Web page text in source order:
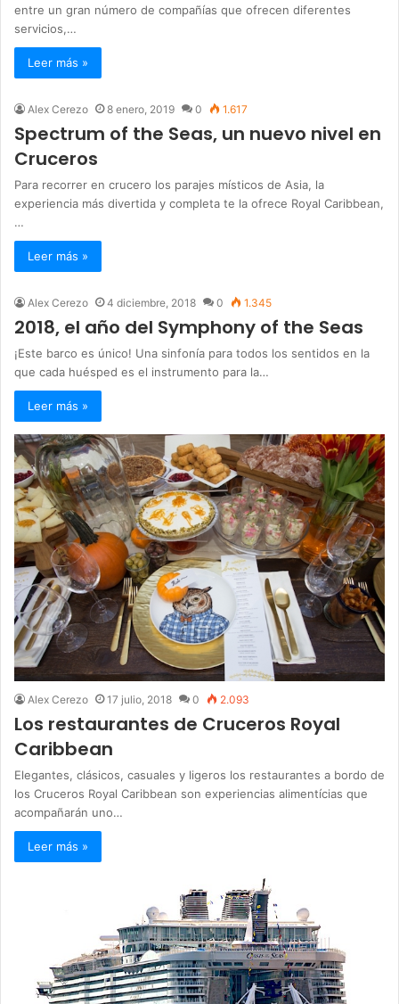
entre un gran número de compañías que ofrecen diferentes
servicios,…
Leer más »
Alex Cerezo 8 enero, 2019 0 1.617
Spectrum of the Seas, un nuevo nivel en
Cruceros
Para recorrer en crucero los parajes místicos de Asia, la
experiencia más divertida y completa te la ofrece Royal Caribbean,
…
Leer más »
Alex Cerezo 4 diciembre, 2018 0 1.345
2018, el año del Symphony of the Seas
¡Este barco es único! Una sinfonía para todos los sentidos en la
que cada huésped es el instrumento para la…
Leer más »
Alex Cerezo 17 julio, 2018 0 2.093
Los restaurantes de Cruceros Royal
Caribbean
Elegantes, clásicos, casuales y ligeros los restaurantes a bordo de
los Cruceros Royal Caribbean son experiencias alimentícias que
acompañarán uno…
Leer más »